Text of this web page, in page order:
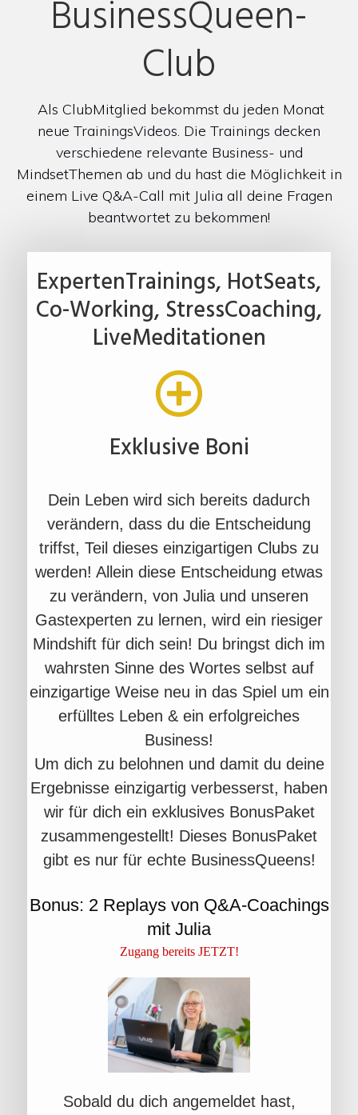
BusinessQueen-
Club
Als ClubMitglied bekommst du jeden Monat
neue TrainingsVideos. Die Trainings decken
verschiedene relevante Business- und
MindsetThemen ab und du hast die Möglichkeit in
einem Live Q&A-Call mit Julia all deine Fragen
beantwortet zu bekommen!
ExpertenTrainings, HotSeats,
Co-Working, StressCoaching,
LiveMeditationen
Exklusive Boni
Dein Leben wird sich bereits dadurch
verändern, dass du die Entscheidung
triffst, Teil dieses einzigartigen Clubs zu
werden! Allein diese Entscheidung etwas
zu verändern, von Julia und unseren
Gastexperten zu lernen, wird ein riesiger
Mindshift für dich sein! Du bringst dich im
wahrsten Sinne des Wortes selbst auf
einzigartige Weise neu in das Spiel um ein
erfülltes Leben & ein erfolgreiches
Business!
Um dich zu belohnen und damit du deine
Ergebnisse einzigartig verbesserst, haben
wir für dich ein exklusives BonusPaket
zusammengestellt! Dieses BonusPaket
gibt es nur für echte BusinessQueens!
Bonus: 2 Replays von Q&A-Coachings
mit Julia
Zugang bereits JETZT!
Sobald du dich angemeldet hast,